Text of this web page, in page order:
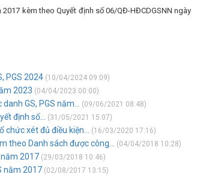
kèm theo Quyết định số 06/QĐ-HĐCDGSNN ngày
PGS 2024 (10/04/2024 09:09)
2023 (04/04/2023 00:00)
GS, PGS năm... (09/06/2021 08:48)
định số... (31/05/2021 15:07)
xét đủ điều kiện... (16/03/2020 17:16)
theo Danh sách được công... (04/04/2018 10:28)
2017 (29/03/2018 10:46)
năm 2017 (02/08/2017 13:15)